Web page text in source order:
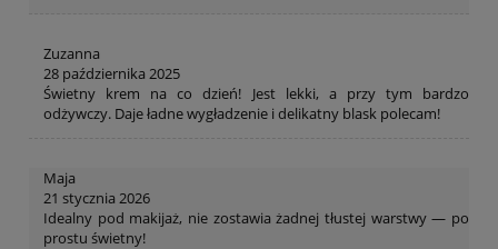
Zuzanna
28 października 2025
Świetny krem na co dzień! Jest lekki, a przy tym bardzo
odżywczy. Daje ładne wygładzenie i delikatny blask polecam!
Maja
21 stycznia 2026
Idealny pod makijaż, nie zostawia żadnej tłustej warstwy — po
prostu świetny!